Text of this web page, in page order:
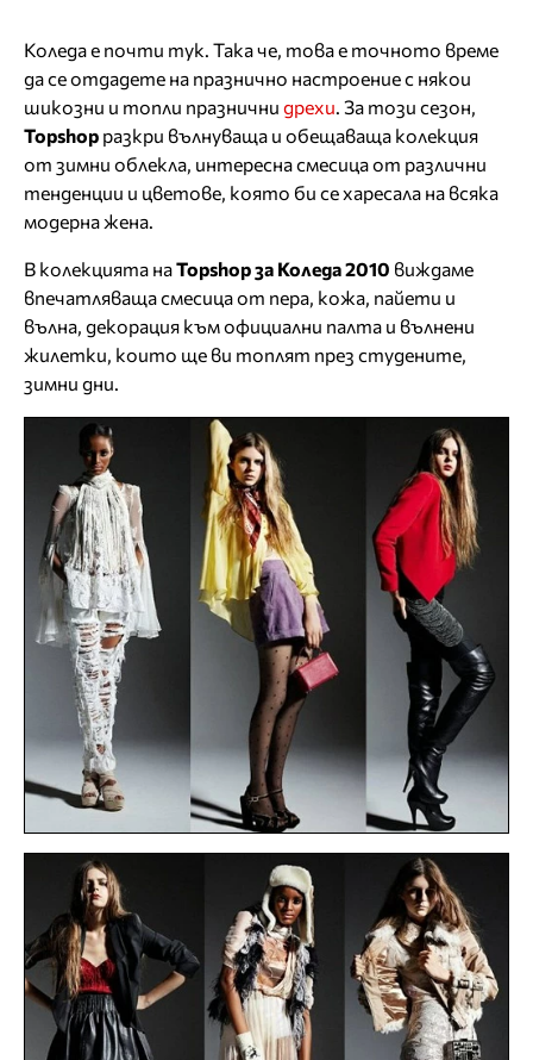
Коледа е почти тук. Така че, това е точното време
да се отдадете на празнично настроение с някои
шикозни и топли празнични дрехи. За този сезон,
Topshop разкри вълнуваща и обещаваща колекция
от зимни облекла, интересна смесица от различни
тенденции и цветове, която би се харесала на всяка
модерна жена.
В колекцията наTopshop за Коледа 2010 виждаме
впечатляваща смесица от пера, кожа, пайети и
вълна, декорация към официални палта и вълнени
жилетки, които ще ви топлят през студените,
зимни дни.